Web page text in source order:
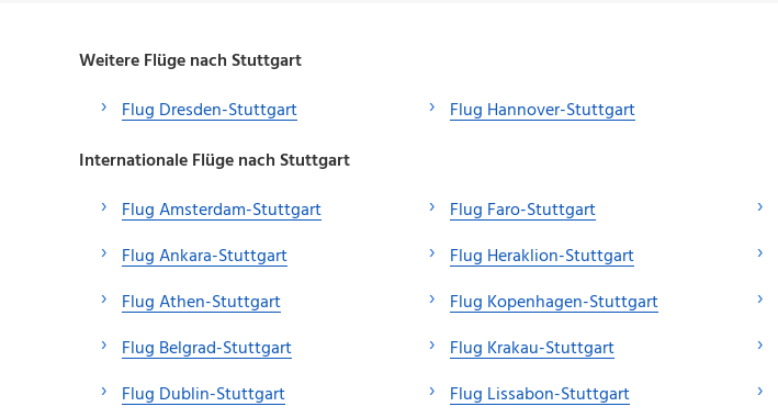
Weitere Flüge nach Stuttgart
Flug Dresden-Stuttgart
Flug Hannover-Stuttgart
Internationale Flüge nach Stuttgart
Flug Amsterdam-Stuttgart
Flug Ankara-Stuttgart
Flug Athen-Stuttgart
Flug Belgrad-Stuttgart
Flug Dublin-Stuttgart
Flug Faro-Stuttgart
Flug Heraklion-Stuttgart
Flug Kopenhagen-Stuttgart
Flug Krakau-Stuttgart
Flug Lissabon-Stuttgart